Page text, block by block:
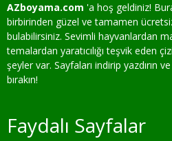
AZboyama.com 'a hoş geldiniz!
birbirinden güzel ve tamamen
bulabilirsiniz. Sevimli hayvanlardan
temalardan yaratıcılığı teşvik eden
şeyler var. Sayfaları indirip yazdırın
bırakın!
Faydalı Sayfalar